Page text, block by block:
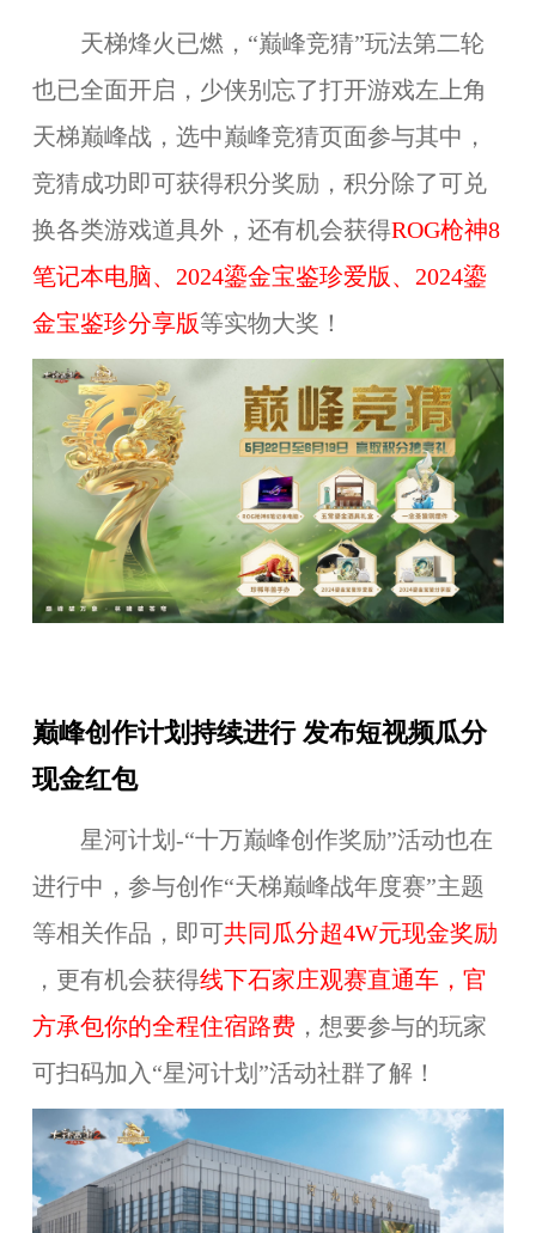
天梯烽火已燃，“巅峰竞猜”玩法第二轮
也已全面开启，少侠别忘了打开游戏左上角
天梯巅峰战，选中巅峰竞猜页面参与其中，
竞猜成功即可获得积分奖励，积分除了可兑
换各类游戏道具外，还有机会获得ROG枪神8
笔记本电脑、2024鎏金宝鉴珍爱版、2024鎏
金宝鉴珍分享版等实物大奖！
巅峰创作计划持续进行 发布短视频瓜分
现金红包
星河计划-“十万巅峰创作奖励”活动也在
进行中，参与创作“天梯巅峰战年度赛”主题
等相关作品，即可 共同瓜分超4W元现金奖励
，更有机会获得线下石家庄观赛直通车，官
方承包你的全程住宿路费 ，想要参与的玩家
可扫码加入“星河计划”活动社群了解！